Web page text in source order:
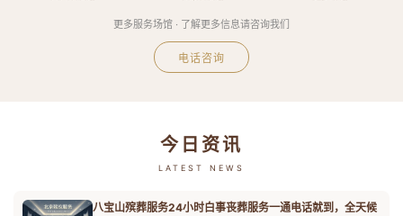
更多服务场馆 · 了解更多信息请咨询我们
电话咨询
今日资讯
LATEST NEWS
八宝山殡葬服务24小时白事丧葬服务一通电话就到，全天候